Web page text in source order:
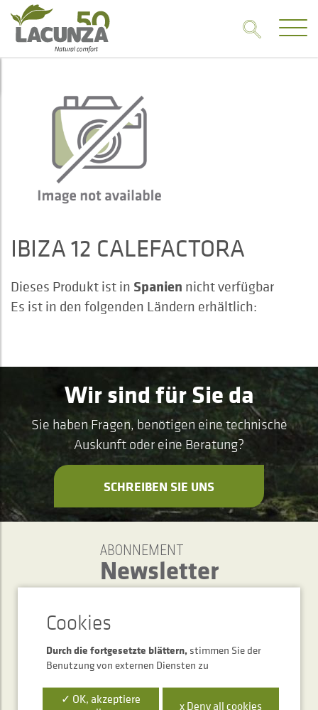
IBIZA 12 CALEFACTORA
Dieses Produkt ist in Spanien nicht verfügbar
Es ist in den folgenden Ländern erhältlich:
Wir sind für Sie da
Sie haben Fragen, benötigen eine technische
Auskunft oder eine Beratung?
SCHREIBEN SIE UNS
ABONNEMENT
Newsletter
Durch die fortgesetzte blättern, stimmen Sie der
Benutzung von externen Diensten zu
✓ OK, akzeptiere
x Deny all cookies